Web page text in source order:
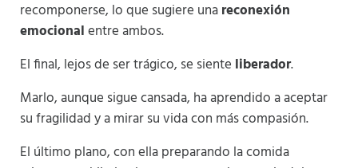
recomponerse, lo que sugiere unareconexión
emocionalentre ambos.
El final, lejos de ser trágico, se siente liberador.
Marlo, aunque sigue cansada, ha aprendido a aceptar
su fragilidad y a mirar su vida con más compasión.
El último plano, con ella preparando la comida